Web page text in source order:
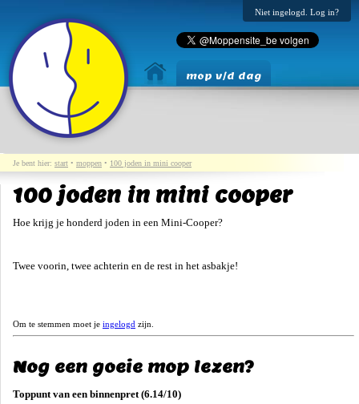
Niet ingelogd. Log in?
mop v/d dag
Je bent hier: start • moppen • 100 joden in mini cooper
100 joden in mini cooper
Hoe krijg je honderd joden in een Mini-Cooper?
Twee voorin, twee achterin en de rest in het asbakje!
Om te stemmen moet je ingelogd zijn.
Nog een goeie mop lezen?
Toppunt van een binnenpret (6.14/10)